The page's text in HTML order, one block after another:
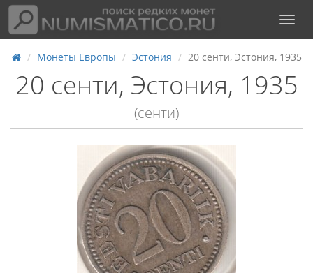
Монеты Европы Эстония 20 сенти, Эстония, 1935
20 сенти, Эстония, 1935
(сенти)